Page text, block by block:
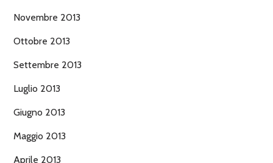
Novembre 2013
Ottobre 2013
Settembre 2013
Luglio 2013
Giugno 2013
Maggio 2013
Aprile 2013